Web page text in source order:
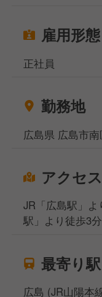
雇用形態
正社員
勤務地
広島県 広島市
アクセス
JR「広島駅」
駅」より徒歩3分
最寄り駅
広島 (JR山陽本